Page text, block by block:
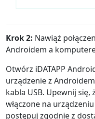
Krok 2: Nawiąż
Androidem a
Otwórz iDATAPP
urządzenie z
kabla USB. Upewnij się,
włączone na
postępuj zgodnie z